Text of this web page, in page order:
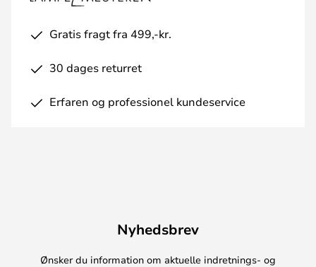
Gratis fragt fra 499,-kr.
30 dages returret
Erfaren og professionel kundeservice
Nyhedsbrev
Ønsker du information om aktuelle indretnings- og